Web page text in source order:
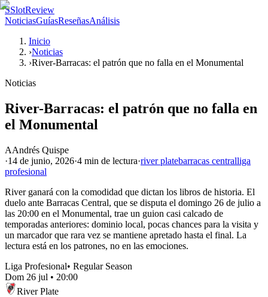
SSlotReview
NoticiasGuíasReseñasAnálisis
Inicio
›Noticias
›River-Barracas: el patrón que no falla en el Monumental
Noticias
River-Barracas: el patrón que no falla en
el Monumental
AAndrés Quispe
·14 de junio, 2026·4 min de lectura·river platebarracas centralliga
profesional
River ganará con la comodidad que dictan los libros de historia. El
duelo ante Barracas Central, que se disputa el domingo 26 de julio a
las 20:00 en el Monumental, trae un guion casi calcado de
temporadas anteriores: dominio local, pocas chances para la visita y
un marcador que rara vez se mantiene apretado hasta el final. La
lectura está en los patrones, no en las emociones.
Liga Profesional• Regular Season
Dom 26 jul • 20:00
River Plate